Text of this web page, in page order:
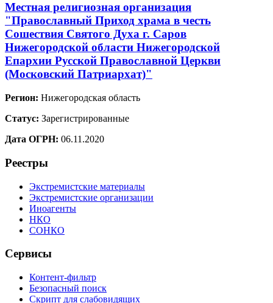
Местная религиозная организация
"Православный Приход храма в честь
Сошествия Святого Духа г. Саров
Нижегородской области Нижегородской
Епархии Русской Православной Церкви
(Московский Патриархат)"
Регион: Нижегородская область
Статус: Зарегистрированные
Дата ОГРН: 06.11.2020
Реестры
Экстремистские материалы
Экстремистские организации
Иноагенты
НКО
СОНКО
Сервисы
Контент-фильтр
Безопасный поиск
Скрипт для слабовидящих